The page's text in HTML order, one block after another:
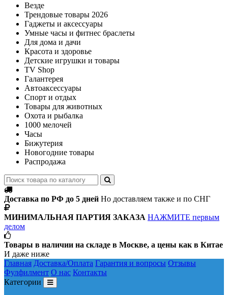
Везде
Трендовые товары 2026
Гаджеты и аксессуары
Умные часы и фитнес браслеты
Для дома и дачи
Красота и здоровье
Детские игрушки и товары
TV Shop
Галантерея
Автоаксессуары
Спорт и отдых
Товары для животных
Охота и рыбалка
1000 мелочей
Часы
Бижутерия
Новогодние товары
Распродажа
Доставка по РФ до 5 дней Но доставляем также и по СНГ
МИНИМАЛЬНАЯ ПАРТИЯ ЗАКАЗА НАЖМИТЕ первым
делом
Товары в наличии на складе в Москве, а цены как в Китае
И даже ниже
Главная Доставка/Оплата Гарантия и вопросы Отзывы
Фулфилмент О нас Контакты
Категории